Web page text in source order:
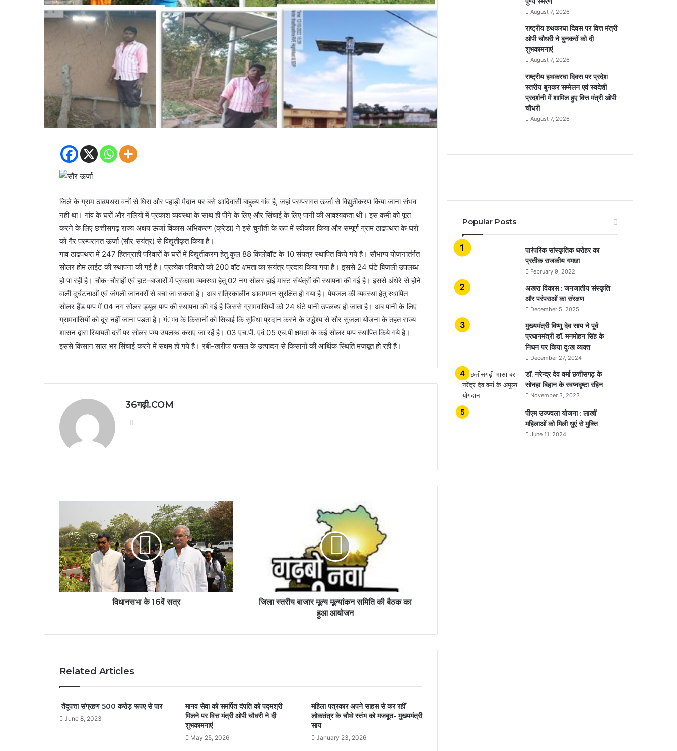
जिले के ग्राम ठाढपथरा वनों से घिरा और पहाड़ी मैदान पर बसे आदिवासी बाहुल्य गांव है, जहां परम्परागत ऊर्जा से विद्युतीकरण किया जाना संभव
नही था। गांव के घरों और गलियों में प्रकाश व्यवस्था के साथ ही पीने के लिए और सिंचाई के लिए पानी की आवश्यकता थी। इस कमी को पूरा
करने के लिए छत्तीसगढ़ राज्य अक्षय ऊर्जा विकास अभिकरण (क्रेडा) ने इसे चुनौती के रूप में स्वीकार किया और सम्पूर्ण ग्राम ठाढपथरा के घरों
को गैर परम्परागत ऊर्जा (सौर संयंत्र) से विद्युतीकृत किया है।
गांव ठाढपथरा में 247 हितग्राही परिवारों के घरों में विद्युतीकरण हेतु कुल 88 किलोवॉट के 10 संयंत्र स्थापित किये गये है। सौभाग्य योजनातंर्गत
सोलर होम लाईट की स्थापना की गई है। प्रत्येक परिवारों को 200 वॉट क्षमता का संयंत्र प्रदाय किया गया है। इससे 24 घंटे बिजली उपलब्ध
हो पा रही है। चौक-चौराहों एवं हाट-बाजारों में प्रकाश व्यवस्था हेतु 02 नग सोलर हाई मास्ट संयंत्रों की स्थापना की गई है। इससे अंधेरे से होने
वाली दुर्घटनाओं एवं जंगली जानवरों से बचा जा सकता है। अब रात्रिकालीन आवागमन सुरक्षित हो गया है। पेयजल की व्यवस्था हेतु स्थापित
सोलर हैंड पम्प में 04 नग सोलर ड्यूल पम्प की स्थापना की गई है जिससे ग्रामवासियों को 24 घंटे पानी उपलब्ध हो जाता है। अब पानी के लिए
ग्रामवासियों को दूर नहीं जाना पडता है। गंाव के किसानों को सिचाई कि सुविधा प्रदान करने के उद्धेश्य से सौर सुजला योजना के तहत राज्य
शासन द्वारा रियायती दरों पर सोलर पम्प उपलब्ध कराए जा रहें है। 03 एच.पी. एवं 05 एच.पी क्षमता के कई सोलर पम्प स्थापित किये गये है।
इससे किसान साल भर सिंचाई करने में सक्षम हो गये है। रबी-खरीफ फसल के उत्पादन से किसानों की आर्थिक स्थिति मजबूत हो रही है।
36गढ़ी.COM
विधानसभा के 16वें सत्र
जिला स्तरीय बाजार मूल्य मूल्यांकन समिति की बैठक का
हुआ आयोजन
Related Articles
तेंदूपत्ता संग्रहण 500 करोड़ रूपए से पार
June 8, 2023
मानव सेवा को समर्पित दंपति को पद्मश्री
मिलने पर वित्त मंत्री ओपी चौधरी ने दी
शुभकामनाएं
May 25, 2026
महिला पत्रकार अपने साहस से कर रहीं
लोकतंत्र के चौथे स्तंभ को मजबूत- मुख्यमंत्री
साय
January 23, 2026
August 7, 2026
राष्ट्रीय हथकरघा दिवस पर वित्त मंत्री
ओपी चौधरी ने बुनकरों को दी
शुभकामनाएं
August 7, 2026
राष्ट्रीय हथकरघा दिवस पर प्रदेश
स्तरीय बुनकर सम्मेलन एवं स्वदेशी
प्रदर्शनी में शामिल हुए वित्त मंत्री ओपी
चौधरी
August 7, 2026
Popular Posts
​​​​​​​पारंपरिक सांस्कृतिक धरोहर का
प्रतीक राजकीय गमछा
February 9, 2022
अखरा विकास : जनजातीय संस्कृति
और परंपराओं का संरक्षण
December 5, 2025
मुख्यमंत्री विष्णु देव साय ने पूर्व
प्रधानमंत्री डॉ. मनमोहन सिंह के
निधन पर किया दुःख व्यक्त
December 27, 2024
डॉ. नरेन्द्र देव वर्मा छत्तीसगढ़ के
सोनहा बिहान के स्वप्नदृष्टा रहिन
November 3, 2023
पीएम उज्ज्वला योजना : लाखों
महिलाओं को मिली धुएं से मुक्ति
June 11, 2024